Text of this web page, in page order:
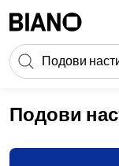
Търсене
Подови
Ремонт Подови